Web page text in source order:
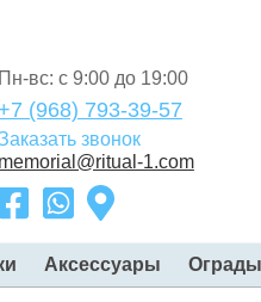
Пн-вс: с 9:00 до 19:00
+7 (968) 793-39-57
звонок
memorial@ritual-1.com
Аксессуары Ограды